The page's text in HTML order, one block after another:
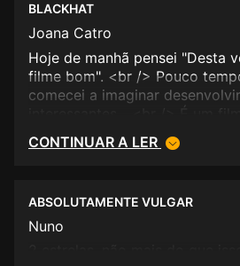
não deixa de constituir um
(tomara que grande parte dos
que inundam as salas de
aos calcanhares), não
motivo, o arraso generalizado
alvo por parte da critica
BLACKHAT
Joana Catro
Hoje de manhã pensei "Desta
filme bom". <br /> Pouco
comecei a imaginar
interessantes... <br /> É um
enganado ao classifica-lo com
CONTINUAR A LER
ABSOLUTAMENTE VULGAR
Nuno